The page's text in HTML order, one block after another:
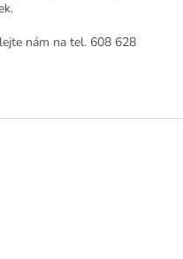
nám na tel. 608 628